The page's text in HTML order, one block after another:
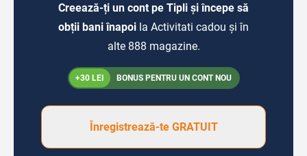
Creează-ți un cont pe Tipli și începe să
obții bani înapoi la Activitati cadou și în
alte 888 magazine.
+30 LEI BONUS PENTRU UN CONT NOU
Înregistrează-te GRATUIT